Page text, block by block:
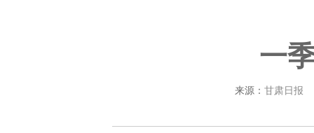
一
来源： 甘肃日报